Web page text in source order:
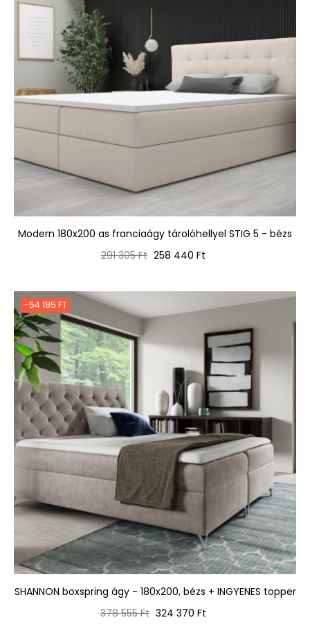
Modern 180x200 as franciaágy tárolóhellyel STIG 5 - bézs
Normál
291 305 Ft Ár
258 440 Ft
-54 185 FT
SHANNON boxspring ágy - 180x200, bézs + INGYENES topper
Normál
378 555 Ft Ár
324 370 Ft